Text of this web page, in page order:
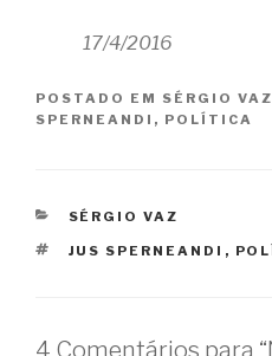
17/4/2016
POSTADO EM SÉRGIO VAZ
SPERNEANDI , POLÍTICA
CATEGORIAS
SÉRGIO VAZ
TAGS
JUS SPERNEANDI ,
4 Comentários para